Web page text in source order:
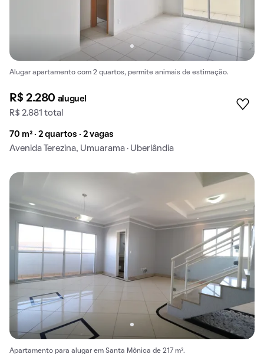
Alugar apartamento com 2 quartos, permite animais de estimação.
R$ 2.280 aluguel
R$ 2.881 total
70 m² · 2 quartos · 2 vagas
Avenida Terezina, Umuarama · Uberlândia
Apartamento para alugar em Santa Mônica de 217 m².